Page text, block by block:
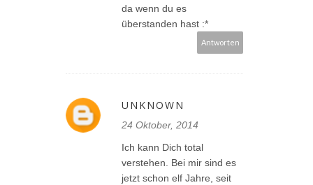
da wenn du es
überstanden hast :*
Antworten
UNKNOWN
24 Oktober, 2014
Ich kann Dich total
verstehen. Bei mir sind es
jetzt schon elf Jahre, seit